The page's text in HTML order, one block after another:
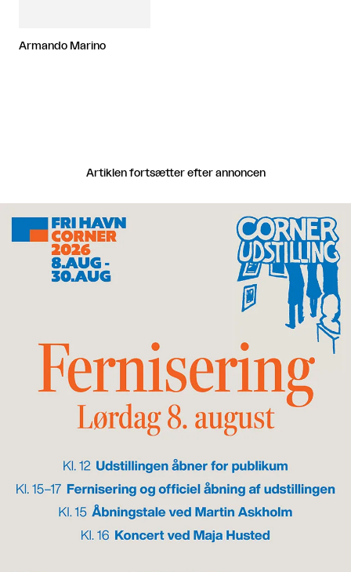
Armando Marino
Artiklen fortsætter efter annoncen